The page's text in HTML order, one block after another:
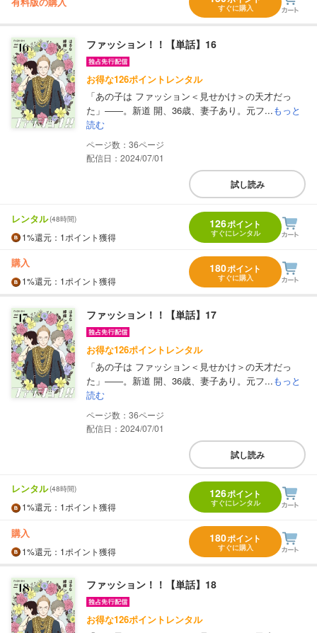
すぐに購入
ファッション！！【単話】16
お得な126ポイントレンタル
「あの子は ファッション＜見せかけ＞の天才だっ
た」――。新道 開、36歳、妻子あり。元フ...もっと
読む
36
配信日：2024/07/01
試し読み
レンタル(48時間)
1%還元 ：1ポイント獲得
126ポイント
すぐにレンタル
購入
1%還元 ：1ポイント獲得
180ポイント
すぐに購入
ファッション！！【単話】17
お得な126ポイントレンタル
「あの子は ファッション＜見せかけ＞の天才だっ
た」――。新道 開、36歳、妻子あり。元フ...もっと
読む
36
配信日：2024/07/01
試し読み
レンタル(48時間)
1%還元 ：1ポイント獲得
126ポイント
すぐにレンタル
購入
1%還元 ：1ポイント獲得
180ポイント
すぐに購入
ファッション！！【単話】18
お得な126ポイントレンタル